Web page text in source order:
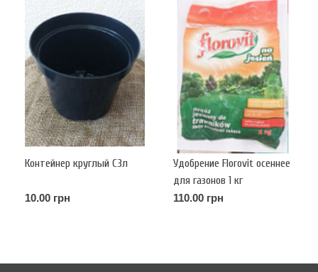
Контейнер круглый С3л
10.00 грн
Удобрение Florovit осеннее
для газонов 1 кг
110.00 грн